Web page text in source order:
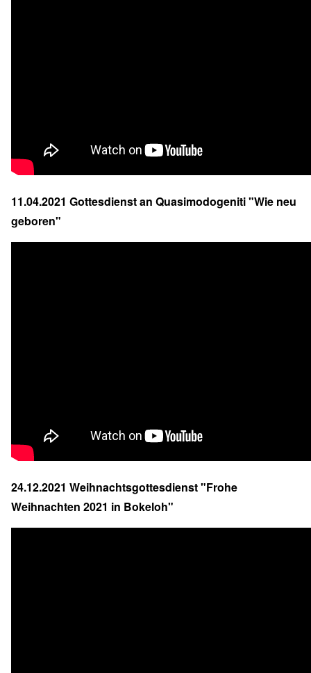
11.04.2021 Gottesdienst an Quasimodogeniti "Wie neu
geboren"
24.12.2021 Weihnachtsgottesdienst "Frohe
Weihnachten 2021 in Bokeloh"